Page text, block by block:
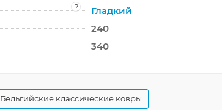
?
Гладкий
240
340
Бельгийские классические ковры